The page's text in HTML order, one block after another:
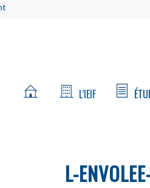
L’IEIF
L-